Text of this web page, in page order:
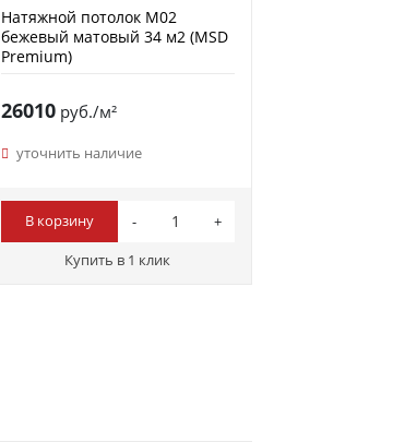
Натяжной потолок M02
бежевый матовый 34 м2 (MSD
Premium)
26010руб./м²
уточнить наличие
В корзину
Купить в 1 клик